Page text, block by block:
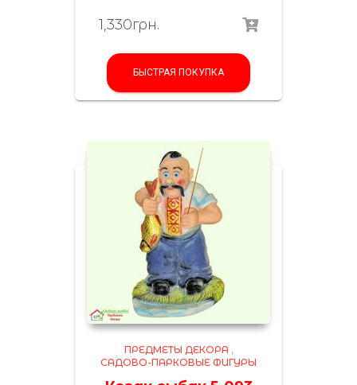
1,330грн.
БЫСТРАЯ ПОКУПКА
ПРЕДМЕТЫ ДЕКОРА ,
САДОВО-ПАРКОВЫЕ ФИГУРЫ